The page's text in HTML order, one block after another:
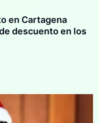
en Cartagena
descuento en los